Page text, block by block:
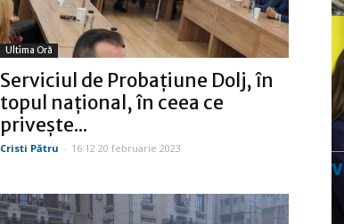
Ultima Oră
Serviciul de Probaţiune Dolj, în
topul naţional, în ceea ce
priveşte...
Cristi Pătru - 16:12 20 februarie 2023